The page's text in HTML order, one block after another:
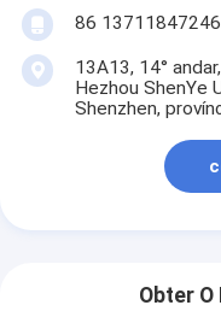
86 13711847246
13A13, 14°
Hezhou ShenYe
Shenzhen,
Obter